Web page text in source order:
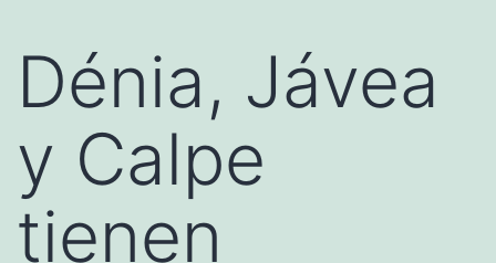
Dénia, Jávea
y Calpe
tienen